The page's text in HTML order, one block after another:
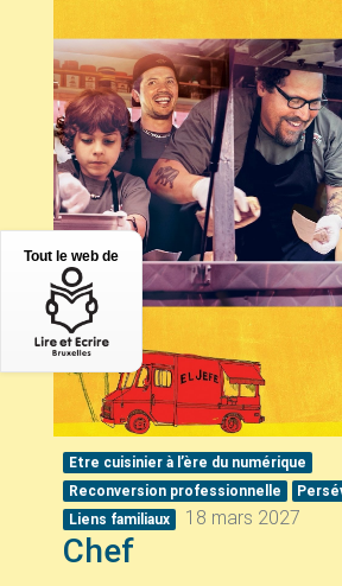
Etre cuisinier à l’ère du numérique
Reconversion professionnelle
Liens familiaux
18 mars 2027
Chef
Tout le web de